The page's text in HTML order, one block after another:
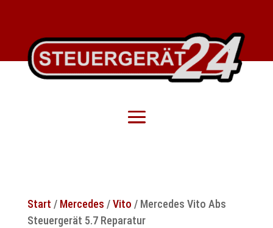
Start / Mercedes /Vito / Mercedes Vito Abs
Steuergerät 5.7 Reparatur